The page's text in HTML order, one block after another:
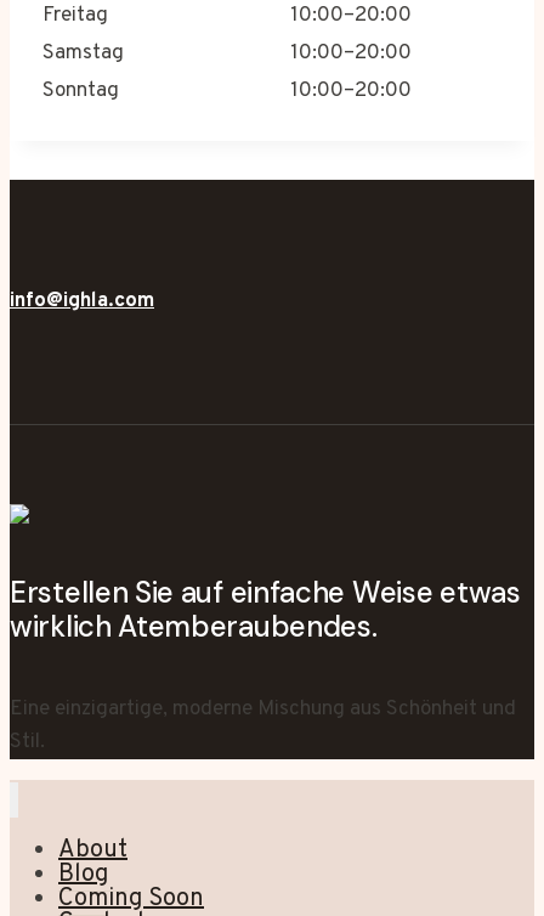
Freitag
10:00–20:00
Samstag
10:00–20:00
Sonntag
10:00–20:00
info@ighla.com
Erstellen Sie auf einfache Weise etwas
wirklich Atemberaubendes.
Eine einzigartige, moderne Mischung aus Schönheit und
Stil.
About
Blog
Coming Soon